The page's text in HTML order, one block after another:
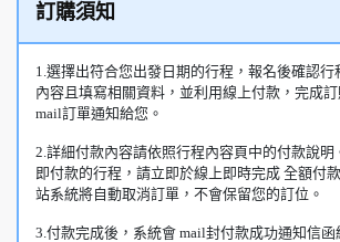
訂購須知
1.選擇出符合您出發日期的行程，報名後確認
內容且填寫相關資料，並利用線上付款，完成
mail訂單通知給您。
2.詳細付款內容請依照行程內容頁中的付款說明
即付款的行程，請立即於線上即時完成 全額付
站系統將自動取消訂單，不會保留您的訂位。
3.付款完成後，系統會 mail封付款成功通知信